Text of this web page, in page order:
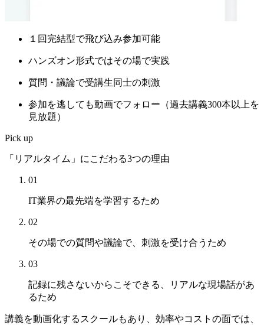
１回完結型で飛び込み参加可能
ハンズオン形式ではその場で実践
質問・議論で受講生同士の刺激
参加を逃しても動画でフォロー （過去講義300本以上を
見放題）
Pick up
「リアルタイム」にこだわる3つの理由
01
IT業界の最先端を学習するため
02
その場での質問や議論で、 刺激を受け合うため
03
記録に残さないからこそできる、
リアルな現場話があ
るため
講義を動画化するスクールもあり、効率やコストの面では、